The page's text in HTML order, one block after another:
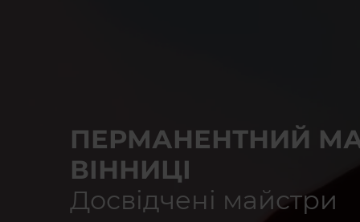
ПЕРМАНЕНТНИЙ
ВІННИЦІ
Досвідчені майстри